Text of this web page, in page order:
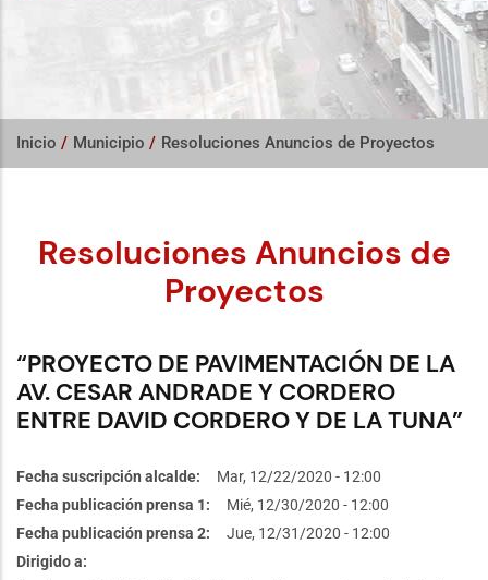
Inicio / Municipio / Resoluciones Anuncios de Proyectos
Resoluciones Anuncios de
Proyectos
“PROYECTO DE PAVIMENTACIÓN DE LA
AV. CESAR ANDRADE Y CORDERO
ENTRE DAVID CORDERO Y DE LA TUNA”
Fecha suscripción alcalde
Mar, 12/22/2020 - 12:00
Fecha publicación prensa 1
Mié, 12/30/2020 - 12:00
Fecha publicación prensa 2
Jue, 12/31/2020 - 12:00
Dirigido a